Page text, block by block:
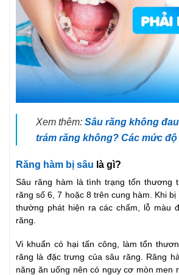
Xem thêm: Sâu răng không
trám răng không? Các mức
Răng hàm bị sâu là gì?
Sâu răng hàm là tình trạng tổn thương
răng số 6, 7 hoặc 8 trên cung hàm. Khi
thường phát hiện ra các chấm, lỗ màu
răng.
Vi khuẩn có hại tấn công, làm tổn
răng là đặc trưng của sâu răng. Răng
năng ăn uống nên có nguy cơ mòn men